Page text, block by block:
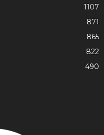
1107
871
865
822
490